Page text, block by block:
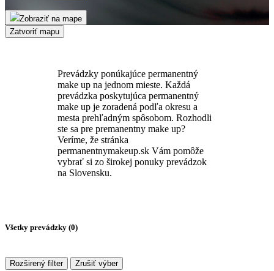
Zobraziť na mape
Zatvoriť mapu
Prevádzky ponúkajúce permanentný
make up na jednom mieste. Každá
prevádzka poskytujúca permanentný
make up je zoradená podľa okresu a
mesta prehľadným spôsobom. Rozhodli
ste sa pre premanentny make up?
Veríme, že stránka
permanentnymakeup.sk Vám pomôže
vybrať si zo širokej ponuky prevádzok
na Slovensku.
Všetky prevádzky (0)
Rozširený filter Zrušiť výber